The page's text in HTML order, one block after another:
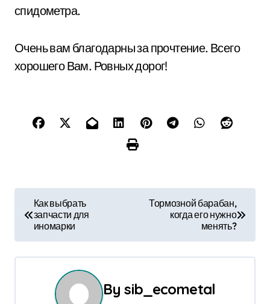
спидометра.
Очень вам благодарны за прочтение. Всего
хорошего Вам. Ровных дорог!
в
Как выбрать
запчасти для
иномарки
Тормозной барабан,
когда его нужно
менять?
Bysib_ecometal